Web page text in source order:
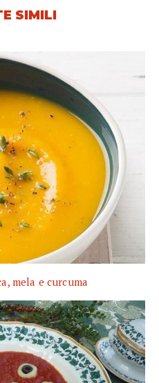
SIMILI
mela e curcuma